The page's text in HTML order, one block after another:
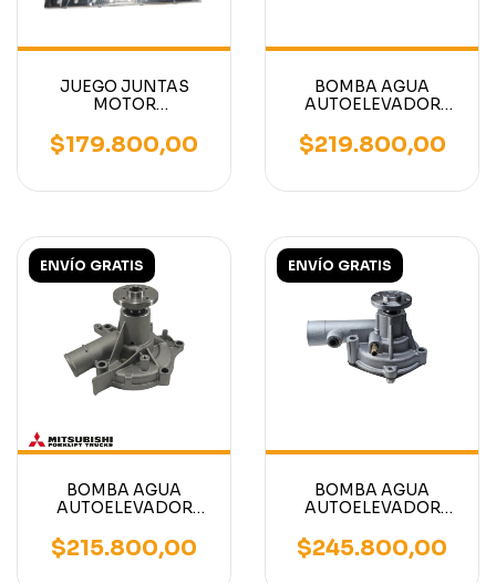
JUEGO JUNTAS
MOTOR
MOTOR K15-K21-K25
$179.800,00
BOMBA AGUA
AUTOELEVADOR
S4S / S6S
$219.800,00
ENVÍO GRATIS
BOMBA AGUA
AUTOELEVADOR
4G63/4G64
$215.800,00
ENVÍO GRATIS
BOMBA AGUA
AUTOELEVADOR
S4Q2
$245.800,00